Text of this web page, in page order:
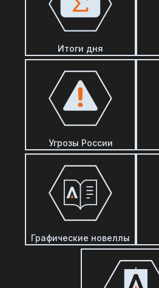
Итоги дня
Угрозы России
Графические новеллы